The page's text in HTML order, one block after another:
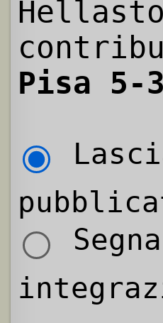
Pisa 5-